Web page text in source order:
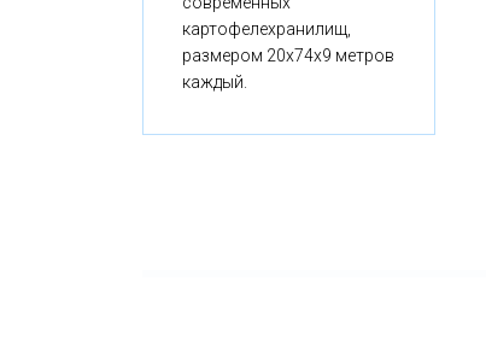
картофелехранилищ,
размером 20x74x9 метров
каждый.